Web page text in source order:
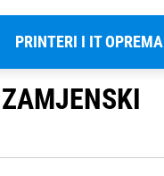
PRINTERI I IT OPREMA